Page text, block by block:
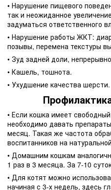
• Нарушение пищевого
так и неожиданное
задуматься ответственного
• Нарушение работы ЖКТ:
позывы, перемена текстуры
• Зуд задней доли,
• Кашель, тошнота.
• Ухудшение качества шерсти.
• Если кошка имеет
необходимо давать
месяц. Такая же частота
воспитанников на
• Домашним кошкам
1 раз в 3 месяца. За 7-10
• Для котят можно
начиная с 3-х недель, здесь